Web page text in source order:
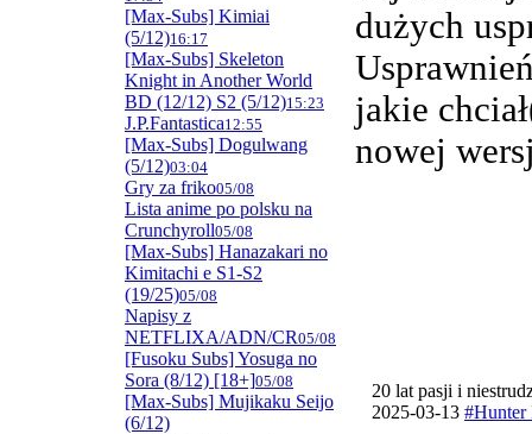
[Max-Subs] Kimiai
(5/12)16:17
[Max-Subs] Skeleton
Knight in Another World
BD (12/12) S2 (5/12)15:23
J.P.Fantastica12:55
[Max-Subs] Dogulwang
(5/12)03:04
Gry za friko05/08
Lista anime po polsku na
Crunchyroll05/08
[Max-Subs] Hanazakari no
Kimitachi e S1-S2
(19/25)05/08
Napisy z
NETFLIXA/ADN/CR05/08
[Fusoku Subs] Yosuga no
Sora (8/12) [18+]05/08
[Max-Subs] Mujikaku Seijo
(6/12)
dużych
jakie
nowej
20 lat pasji i
2025-03-13